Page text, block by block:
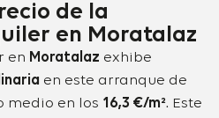
de la
en Moratalaz
en Moratalaz exhibe
en este arranque de
medio en los 16,3 €/m². Este